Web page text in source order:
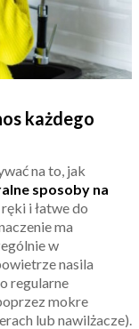
każdego
na to, jak
sposoby na
i łatwe do
ma
w
nasila
regularne
mokre
lub nawilżacze).